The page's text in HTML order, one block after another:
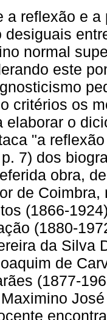
a reflexão e
desiguais
normal
este
critérios os
elaborar o
"a
7) dos
obra,
de
(1866-
(1880-
da Silva
de
(1877-